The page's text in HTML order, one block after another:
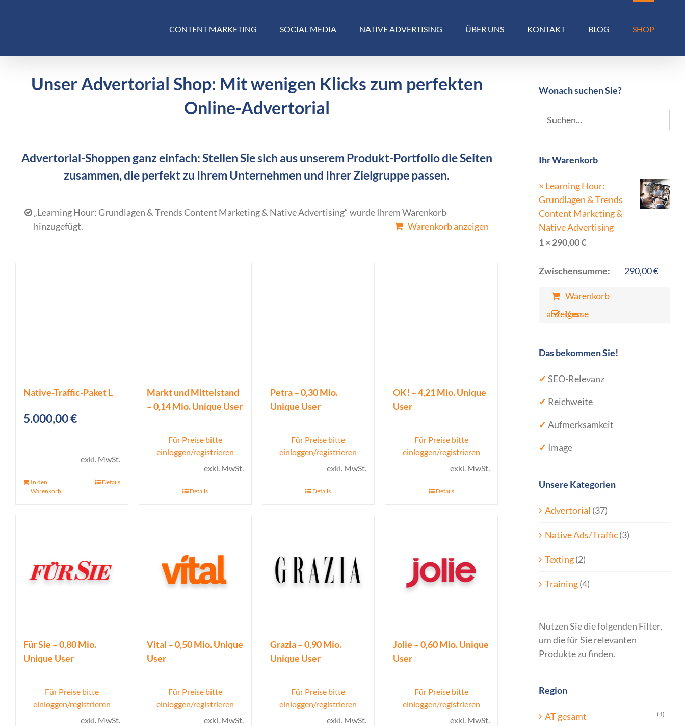
CONTENT MARKETING SOCIAL MEDIA NATIVE ADVERTISING ÜBER UNS KONTAKT BLOG SHOP
Unser Advertorial Shop: Mit wenigen Klicks zum perfekten
Online-Advertorial
Advertorial-Shoppen ganz einfach: Stellen Sie sich aus unserem Produkt-Portfolio die Seiten
zusammen, die perfekt zu Ihrem Unternehmen und Ihrer Zielgruppe passen.
„Learning Hour: Grundlagen & Trends Content Marketing & Native Advertising“ wurde Ihrem Warenkorb
hinzugefügt.
Warenkorb anzeigen
Native-Traffic-Paket L
5.000,00€
exkl. MwSt.
In den
Warenkorb
Details
Markt und Mittelstand
– 0,14 Mio. Unique User
Für Preise bitte
einloggen/registrieren
exkl. MwSt.
Details
Petra – 0,30 Mio.
Unique User
Für Preise bitte
einloggen/registrieren
exkl. MwSt.
Details
OK! – 4,21 Mio. Unique
User
Für Preise bitte
einloggen/registrieren
exkl. MwSt.
Details
Für Sie – 0,80 Mio.
Unique User
Für Preise bitte
einloggen/registrieren
exkl. MwSt.
Vital – 0,50 Mio. Unique
User
Für Preise bitte
einloggen/registrieren
exkl. MwSt.
Grazia – 0,90 Mio.
Unique User
Für Preise bitte
einloggen/registrieren
exkl. MwSt.
Jolie – 0,60 Mio. Unique
User
Für Preise bitte
einloggen/registrieren
exkl. MwSt.
Wonach suchen Sie?
Ihr Warenkorb
× Learning Hour:
Grundlagen & Trends
Content Marketing &
Native Advertising
1 × 290,00€
Zwischensumme: 290,00€
Warenkorb
anzeigen
Kasse
Das bekommen Sie!
✓ SEO-Relevanz
✓ Reichweite
✓ Aufmerksamkeit
✓ Image
Unsere Kategorien
Advertorial (37)
Native Ads/Traffic(3)
Texting(2)
Training(4)
Nutzen Sie die folgenden Filter,
um die für Sie relevanten
Produkte zu finden.
Region
AT gesamt (1)